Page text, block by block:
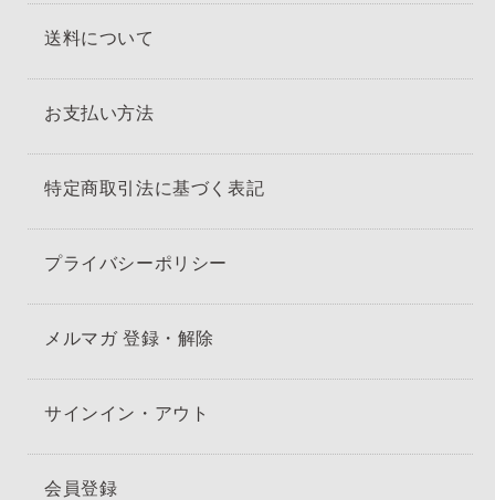
送料について
お支払い方法
特定商取引法に基づく表記
プライバシーポリシー
メルマガ 登録・解除
サインイン・アウト
会員登録